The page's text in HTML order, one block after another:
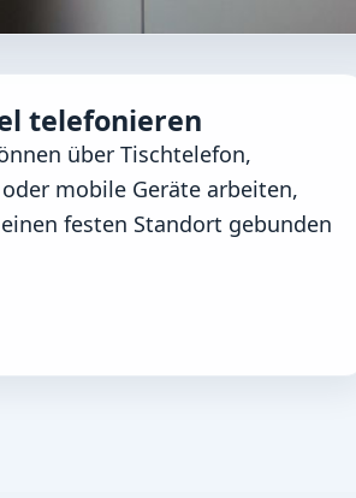
Teil des
kontrolliert in den richtigen
telefonieren
über Tischtelefon,
mobile Geräte arbeiten,
festen Standort gebunden